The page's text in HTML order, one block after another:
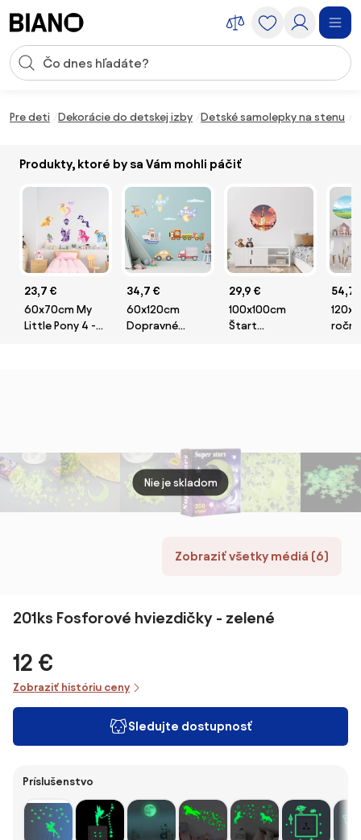
Vstup pre vyhľadávanie
Pre deti Dekorácie do detskej izby Detské samolepky na stenu
Produkty, ktoré by sa Vám mohli páčiť
23,7 €
60x70cm My
Little Pony 4 -
34,7 €
60x120cm
Dopravné
29,9 €
100x100cm
Štart
54,7
Zobraziť všetky médiá (6)
Nie je skladom
201ks Fosforové hviezdičky - zelené
12 €
Zobraziť históriu ceny
Sledujte dostupnosť
Príslušenstvo